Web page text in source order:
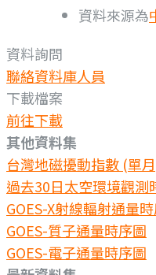
資料來源為
資料詢問
聯絡資料庫人員
下載檔案
前往下載
其他資料集
台灣地磁擾動指數 (單
過去30日太空環境觀測
GOES-X射線輻射通量
GOES-質子通量時序圖
GOES-電子通量時序圖